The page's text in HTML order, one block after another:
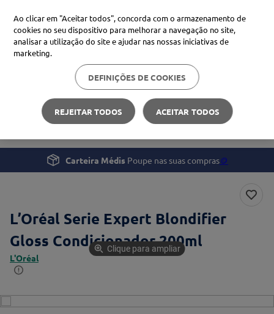
Procure no Marketplace Médis
Pesquisas mais comuns
xiaomi
4º cerave
Beleza e Cuidado pessoal
L’Oréal Serie Expert Blondifier Gloss Condicionador
Carteira Médis Poupe nas suas compras🪙
L’Oréal Serie Expert Blondifier
Gloss Condicionador 200ml
L'Oréal
Clique para ampliar
Ao clicar em "Aceitar todos", concorda com o armazenamento de
cookies no seu dispositivo para melhorar a navegação no site,
analisar a utilização do site e ajudar nas nossas iniciativas de
marketing.
DEFINIÇÕES DE COOKIES
REJEITAR TODOS ACEITAR TODOS